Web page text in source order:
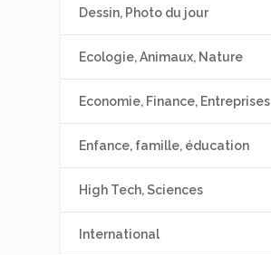
Dessin, Photo du jour
Ecologie, Animaux, Nature
Economie, Finance, Entreprises
Enfance, famille, éducation
High Tech, Sciences
International